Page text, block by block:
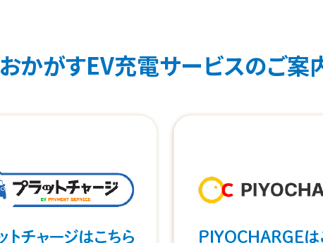
おかがすEV充電サービスのご案